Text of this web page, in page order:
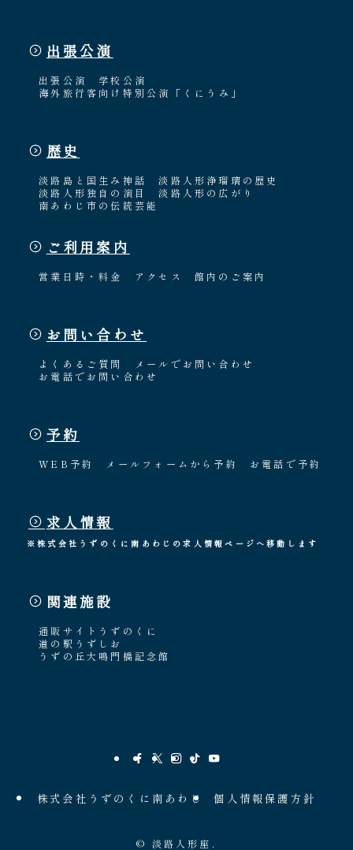
出張公演
出張公演
学校公演
海外旅行客向け特別公演「くにうみ」
歴史
淡路島と国生み神話
淡路人形浄瑠璃の歴史
淡路人形独自の演目
淡路人形の広がり
南あわじ市の伝統芸能
ご利用案内
営業日時・料金 アクセス 館内のご案内
お問い合わせ
よくあるご質問
メールでお問い合わせ
お電話でお問い合わせ
予約
WEB予約 メールフォームから予約 お電話で予約
求人情報
※株式会社うずのくに南あわじの求人情報ページへ移動します
関連施設
通販サイトうずのくに
道の駅うずしお
うずの丘大鳴門橋記念館
株式会社うずのくに南あわじ 個人情報保護方針
© 淡路人形座.